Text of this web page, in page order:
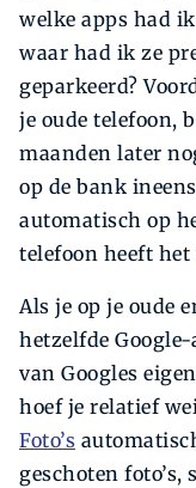
welke apps had
waar had ik ze
geparkeerd?
je oude telefoon,
maanden later
op de bank
automatisch op
telefoon heeft
Als je op je oude
hetzelfde
van Googles
hoef je relatief
Foto’s
geschoten